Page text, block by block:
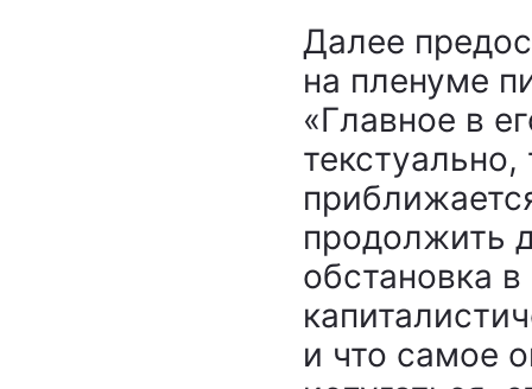
Далее
на пленуме
«Главное в
продолжить
обстановка
и что самое